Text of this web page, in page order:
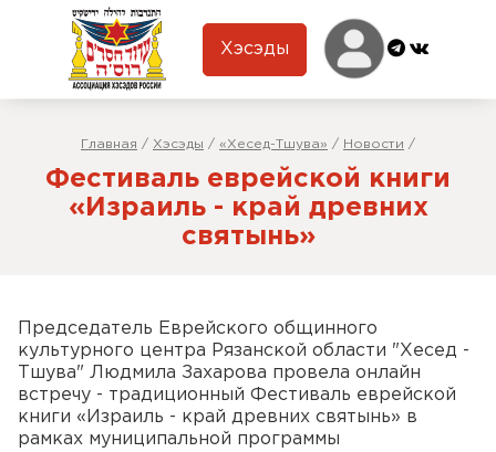
Хэсэды
Главная / Хэсэды / «Хесед-Тшува» / Новости /
Фестиваль еврейской книги
«Израиль - край древних
святынь»
Председатель Еврейского общинного
культурного центра Рязанской области "Хесед -
Тшува" Людмила Захарова провела онлайн
встречу - традиционный Фестиваль еврейской
книги «Израиль - край древних святынь» в
рамках муниципальной программы